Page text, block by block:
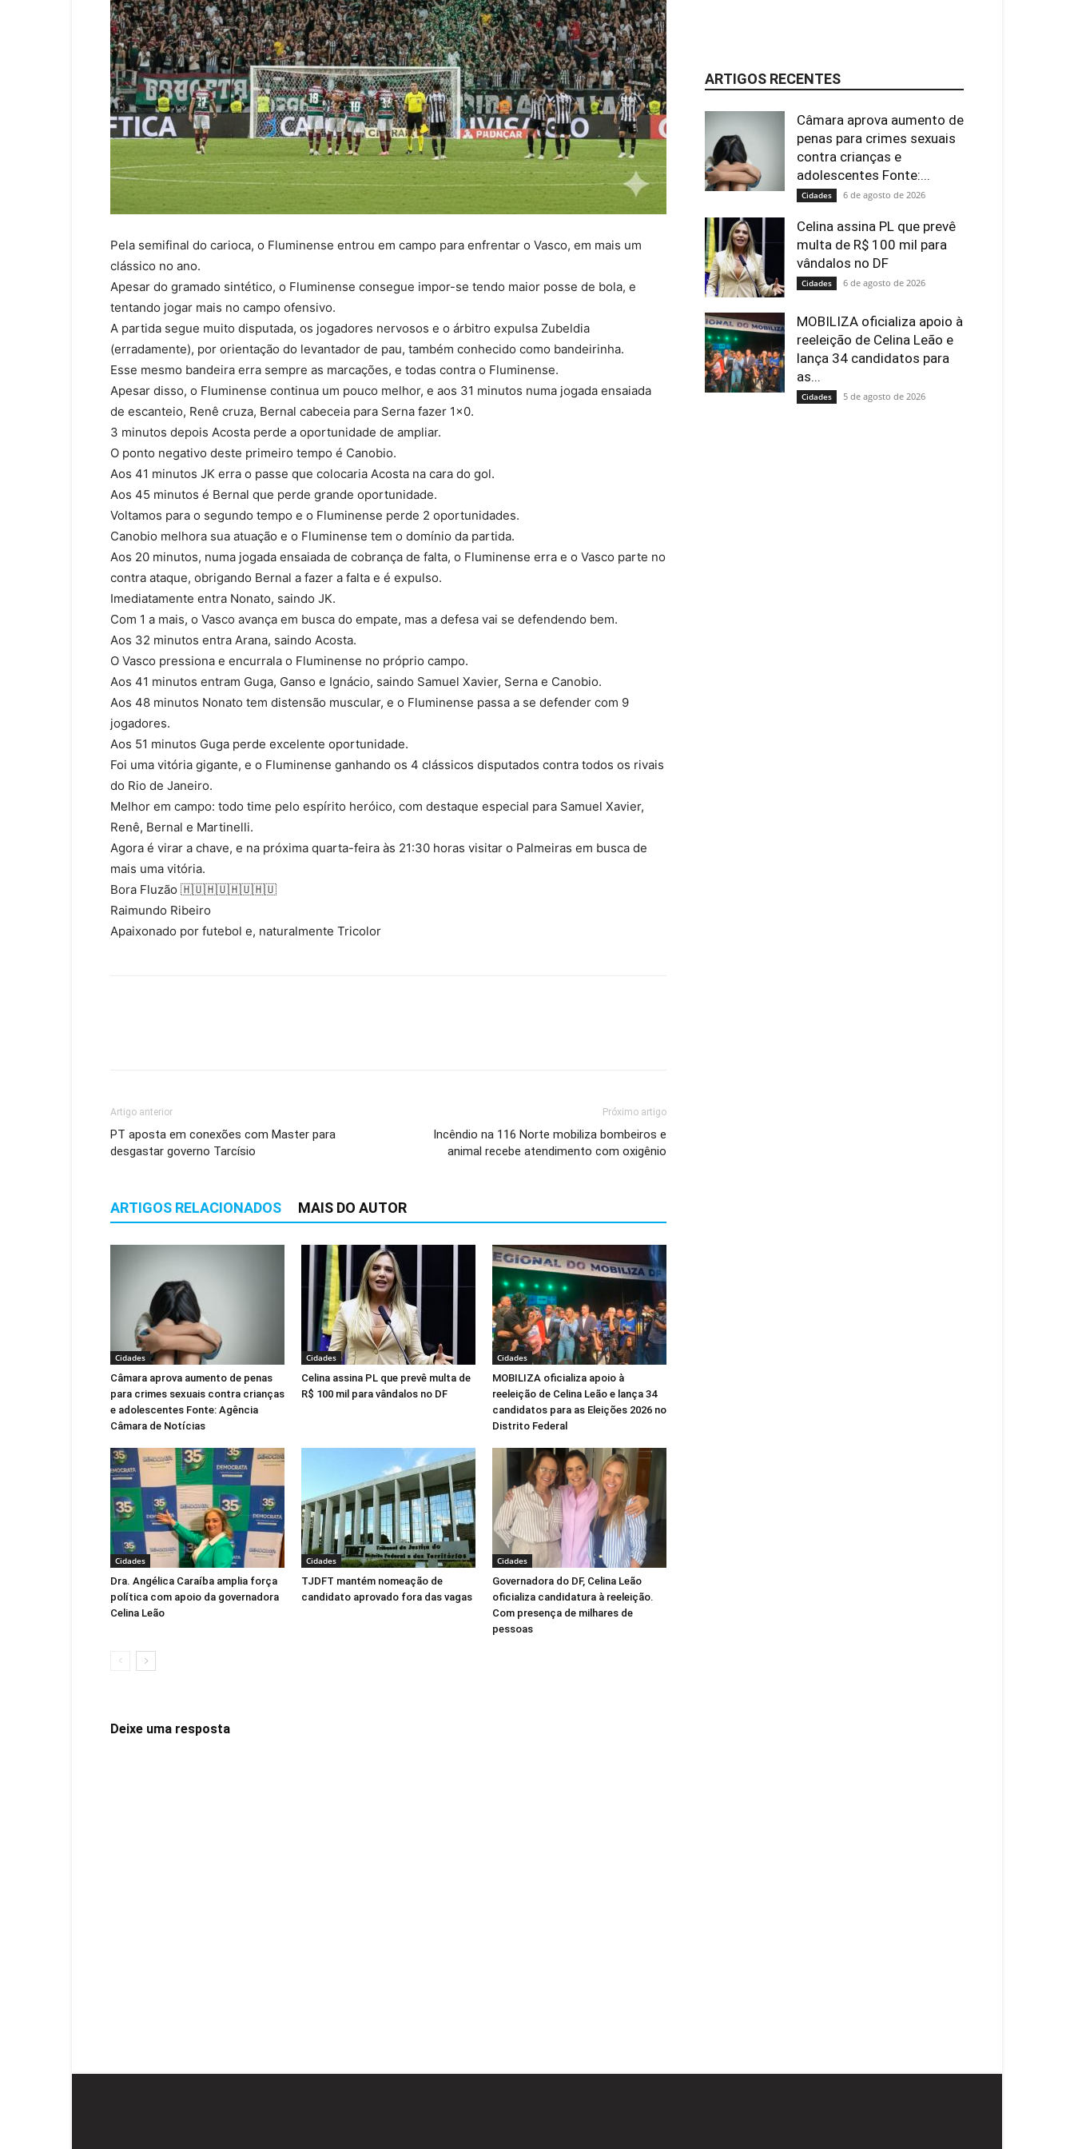
Pela semifinal do carioca, o Fluminense entrou em campo para enfrentar o Vasco, em mais um
clássico no ano.
Apesar do gramado sintético, o Fluminense consegue impor-se tendo maior posse de bola, e
tentando jogar mais no campo ofensivo.
A partida segue muito disputada, os jogadores nervosos e o árbitro expulsa Zubeldia
(erradamente), por orientação do levantador de pau, também conhecido como bandeirinha.
Esse mesmo bandeira erra sempre as marcações, e todas contra o Fluminense.
Apesar disso, o Fluminense continua um pouco melhor, e aos 31 minutos numa jogada ensaiada
de escanteio, Renê cruza, Bernal cabeceia para Serna fazer 1×0.
3 minutos depois Acosta perde a oportunidade de ampliar.
O ponto negativo deste primeiro tempo é Canobio.
Aos 41 minutos JK erra o passe que colocaria Acosta na cara do gol.
Aos 45 minutos é Bernal que perde grande oportunidade.
Voltamos para o segundo tempo e o Fluminense perde 2 oportunidades.
Canobio melhora sua atuação e o Fluminense tem o domínio da partida.
Aos 20 minutos, numa jogada ensaiada de cobrança de falta, o Fluminense erra e o Vasco parte no
contra ataque, obrigando Bernal a fazer a falta e é expulso.
Imediatamente entra Nonato, saindo JK.
Com 1 a mais, o Vasco avança em busca do empate, mas a defesa vai se defendendo bem.
Aos 32 minutos entra Arana, saindo Acosta.
O Vasco pressiona e encurrala o Fluminense no próprio campo.
Aos 41 minutos entram Guga, Ganso e Ignácio, saindo Samuel Xavier, Serna e Canobio.
Aos 48 minutos Nonato tem distensão muscular, e o Fluminense passa a se defender com 9
jogadores.
Aos 51 minutos Guga perde excelente oportunidade.
Foi uma vitória gigante, e o Fluminense ganhando os 4 clássicos disputados contra todos os rivais
do Rio de Janeiro.
Melhor em campo: todo time pelo espírito heróico, com destaque especial para Samuel Xavier,
Renê, Bernal e Martinelli.
Agora é virar a chave, e na próxima quarta-feira às 21:30 horas visitar o Palmeiras em busca de
mais uma vitória.
Bora Fluzão 🇭🇺🇭🇺🇭🇺🇭🇺
Raimundo Ribeiro
Apaixonado por futebol e, naturalmente Tricolor
Artigo anterior
PT aposta em conexões com Master para
desgastar governo Tarcísio
Próximo artigo
Incêndio na 116 Norte mobiliza bombeiros e
animal recebe atendimento com oxigênio
ARTIGOS RELACIONADOS MAIS DO AUTOR
Cidades
Câmara aprova aumento de penas
para crimes sexuais contra crianças
e adolescentes Fonte: Agência
Câmara de Notícias
Cidades
Celina assina PL que prevê multa de
R$ 100 mil para vândalos no DF
Cidades
MOBILIZA oficializa apoio à
reeleição de Celina Leão e lança 34
candidatos para as Eleições 2026 no
Distrito Federal
Cidades
Dra. Angélica Caraíba amplia força
política com apoio da governadora
Celina Leão
Cidades
TJDFT mantém nomeação de
candidato aprovado fora das vagas
Cidades
Governadora do DF, Celina Leão
oficializa candidatura à reeleição.
Com presença de milhares de
pessoas
Deixe uma resposta
ARTIGOS RECENTES
Câmara aprova aumento de
penas para crimes sexuais
contra crianças e
adolescentes Fonte:...
Cidades 6 de agosto de 2026
Celina assina PL que prevê
multa de R$ 100 mil para
vândalos no DF
Cidades 6 de agosto de 2026
MOBILIZA oficializa apoio à
reeleição de Celina Leão e
lança 34 candidatos para
as...
Cidades 5 de agosto de 2026